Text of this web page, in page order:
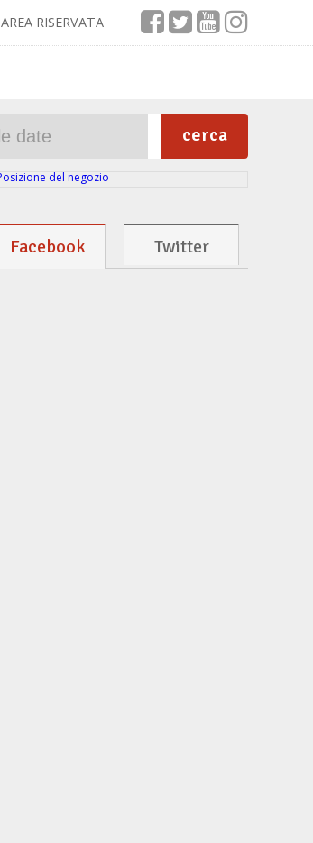
AREA RISERVATA
cerca
Facebook Twitter